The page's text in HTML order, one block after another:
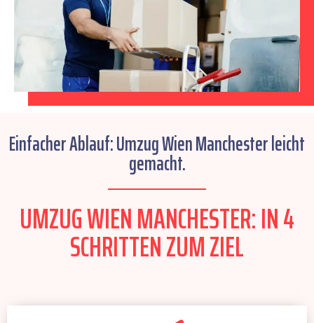
Einfacher Ablauf: Umzug Wien Manchester leicht
gemacht.
UMZUG WIEN MANCHESTER: IN 4
SCHRITTEN ZUM ZIEL